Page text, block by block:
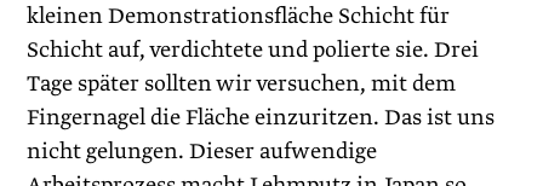
kleinen Demonstrationsfläche Schicht für
Schicht auf, verdichtete und polierte sie. Drei
Tage später sollten wir versuchen, mit dem
Fingernagel die Fläche einzuritzen. Das ist uns
nicht gelungen. Dieser aufwendige